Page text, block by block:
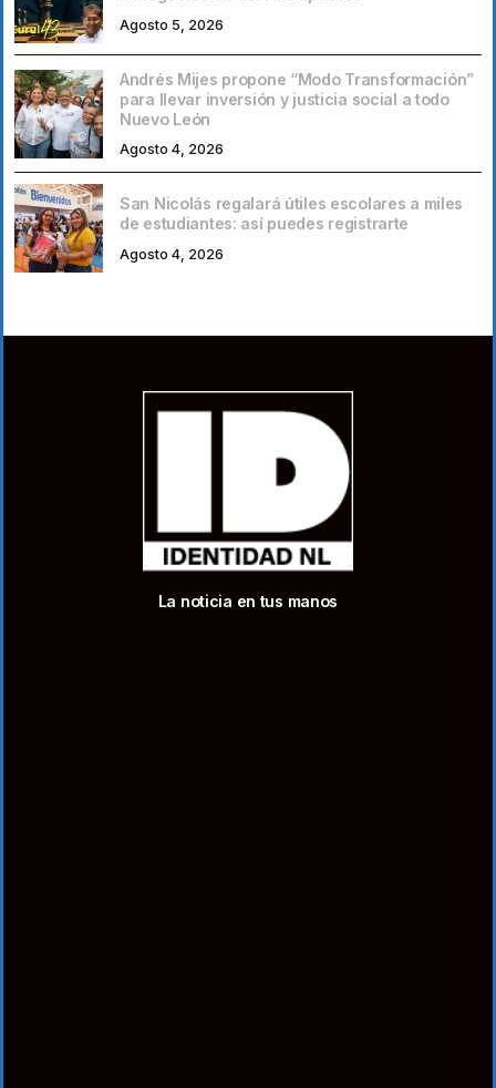
Agosto 5, 2026
Andrés Mijes propone “Modo Transformación”
para llevar inversión y justicia social a todo
Nuevo León
Agosto 4, 2026
San Nicolás regalará útiles escolares a miles
de estudiantes: así puedes registrarte
Agosto 4, 2026
La noticia en tus manos